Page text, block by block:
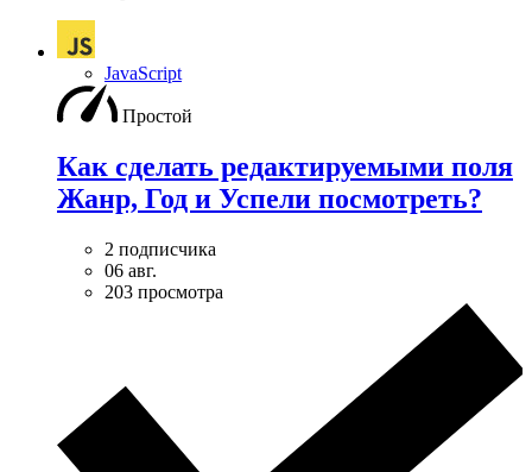
JavaScript
Простой
Как сделать редактируемыми поля
Жанр, Год и Успели посмотреть?
2 подписчика
06 авг.
203 просмотра